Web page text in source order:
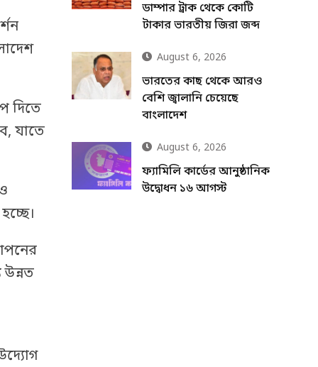
দিতে
যাতে
উন্নত
ডাম্পার ট্রাক থেকে কোটি
টাকার ভারতীয় জিরা জব্দ
August 6, 2026
ভারতের কাছ থেকে আরও
বেশি জ্বালানি চেয়েছে
বাংলাদেশ
August 6, 2026
ফ্যামিলি কার্ডের আনুষ্ঠানিক
উদ্বোধন ১৬ আগস্ট